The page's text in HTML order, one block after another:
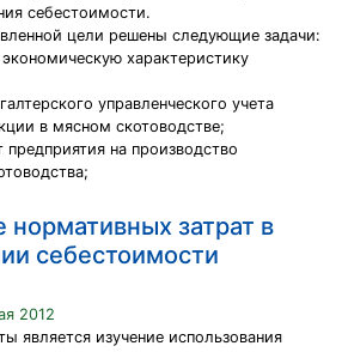
себестоимости.
цели решены следующие задачи:
характеристику
управленческого учета
в мясном скотоводстве;
предприятия на производство
нормативных затрат в
себестоимости
2012
является изучение использования